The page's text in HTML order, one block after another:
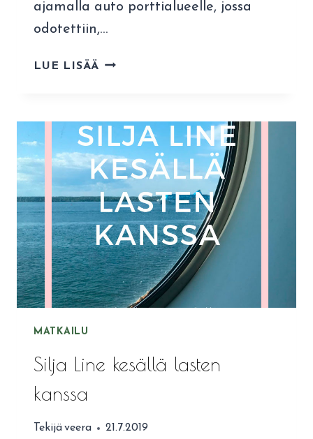
ajamalla auto porttialueelle, jossa
odotettiin,…
LUE LISÄÄ MATKAKOHTEENA
MATKAILU
Silja Line kesällä lasten
kanssa
Tekijäveera 21.7.2019